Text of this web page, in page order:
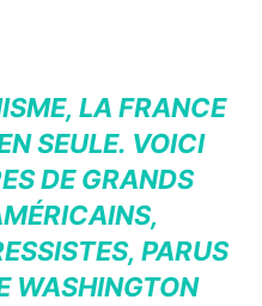
LA FRANCE
SEULE. VOICI
DE GRANDS
PARUS
WASHINGTON